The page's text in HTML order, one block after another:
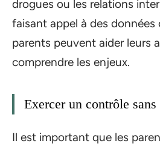
drogues ou les relations
faisant appel à des données
parents peuvent aider leurs
comprendre les enjeux.
Exercer un contrôle
Il est important que les